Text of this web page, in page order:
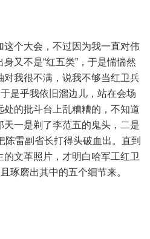
个大会，不过因为我一直对伟
又不是“红五类”，于是惴惴然
对我很不满，说我不够当红卫兵
是乎我依旧溜边儿，站在会场
的批斗台上乱糟糟的，不知道
一是剃了李范五的鬼头，二是
雷副省长打得头破血出。直到
文革照片，才明白哈军工红卫
琢磨出其中的五个细节来。